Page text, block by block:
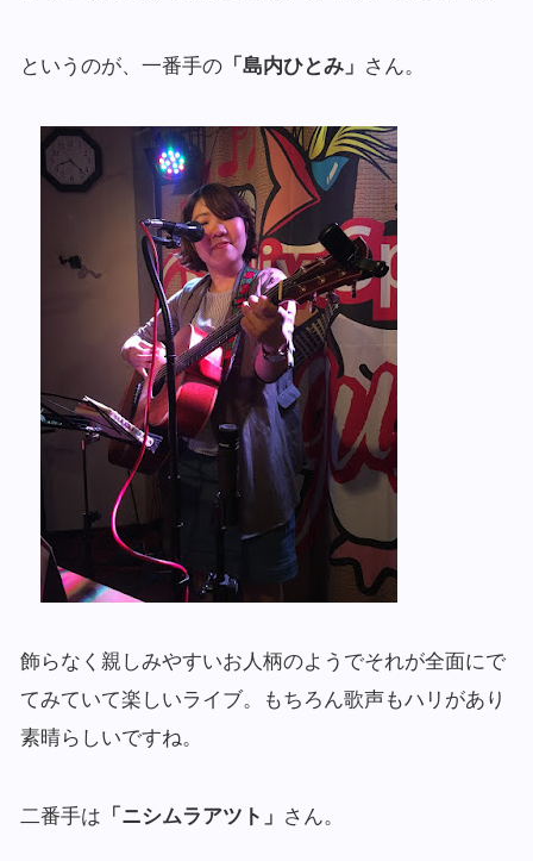
というのが、一番手の 「島内ひとみ」 さん。
飾らなく親しみやすいお人柄のようでそれが全面にで
てみていて楽しいライブ。もちろん歌声もハリがあり
素晴らしいですね。
二番手は 「ニシムラアツト」 さん。